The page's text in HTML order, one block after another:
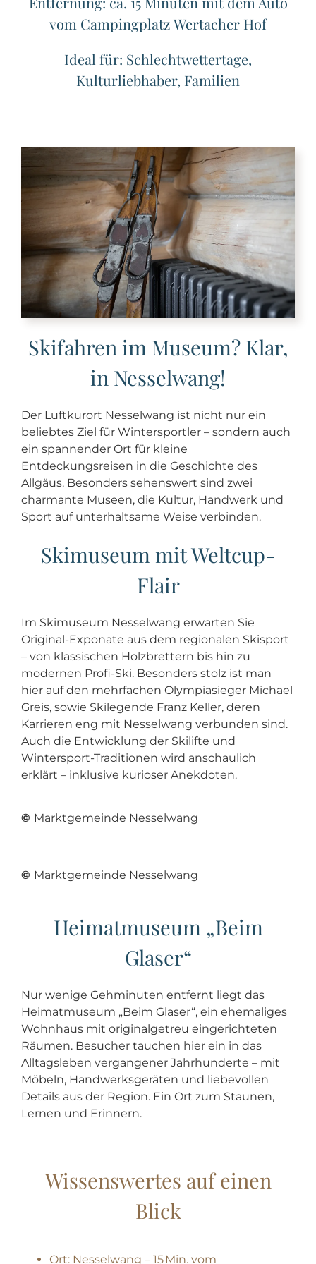
vom Campingplatz Wertacher Hof
Ideal für: Schlechtwettertage,
Kulturliebhaber, Familien
Skifahren im Museum? Klar,
in Nesselwang!
Der Luftkurort Nesselwang ist nicht nur ein
beliebtes Ziel für Wintersportler – sondern auch
ein spannender Ort für kleine
Entdeckungsreisen in die Geschichte des
Allgäus. Besonders sehenswert sind zwei
charmante Museen, die Kultur, Handwerk und
Sport auf unterhaltsame Weise verbinden.
Skimuseum mit Weltcup-
Flair
Im Skimuseum Nesselwang erwarten Sie
Original-Exponate aus dem regionalen Skisport
– von klassischen Holzbrettern bis hin zu
modernen Profi-Ski. Besonders stolz ist man
hier auf den mehrfachen Olympiasieger Michael
Greis, sowie Skilegende Franz Keller, deren
Karrieren eng mit Nesselwang verbunden sind.
Auch die Entwicklung der Skilifte und
Wintersport-Traditionen wird anschaulich
erklärt – inklusive kurioser Anekdoten.
© Marktgemeinde Nesselwang
© Marktgemeinde Nesselwang
Heimatmuseum „Beim
Glaser“
Nur wenige Gehminuten entfernt liegt das
Heimatmuseum „Beim Glaser“, ein ehemaliges
Wohnhaus mit originalgetreu eingerichteten
Räumen. Besucher tauchen hier ein in das
Alltagsleben vergangener Jahrhunderte – mit
Möbeln, Handwerksgeräten und liebevollen
Details aus der Region. Ein Ort zum Staunen,
Lernen und Erinnern.
Wissenswertes auf einen
Blick
Ort: Nesselwang – 15 Min. vom